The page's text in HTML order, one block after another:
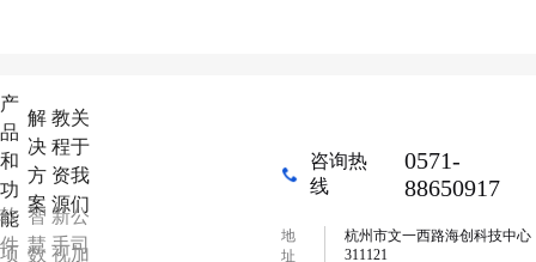
产
品
和
功
能
软
件
项
解
决
方
案
智
慧
数
教
程
资
源
新
手
视
关
于
我
们
公
司
加
咨询热
线
0571-
88650917
地
址
杭州市文一西路海创科技中心
311121